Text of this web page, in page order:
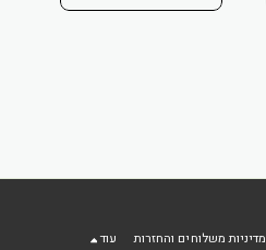
מדיניות משלוחים והחזרות עוד